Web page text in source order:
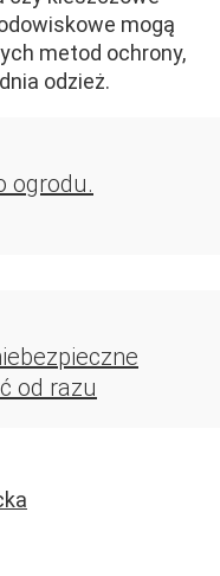
mogą
metod ochrony,
odzież.
ogrodu.
od razu